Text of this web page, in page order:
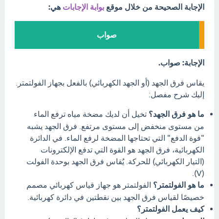
الإجابة الصحيحة من خلال موقع بوابة الإجابات هي:
صواب
الإجابة: صواب.
يقاس فرق الجهد (أو الجهد الكهربائي) بالفعل بجهاز الفولتمتر.
إليك شرح مفصل:
ما هو فرق الجهد؟ تخيل أن لديك مضخة مياه ترفع الماء
من مستوى منخفض إلى مستوى مرتفع. فرق الجهد يشبه
"قوة الدفع" التي تحتاجها المضخة لرفع الماء. في الدائرة
الكهربائية، فرق الجهد هو القوة التي تدفع الإلكترونات
(التيار الكهربائي) للحركة. يُقاس فرق الجهد بوحدة الفولت
(V).
ما هو الفولتمتر؟ الفولتمتر هو جهاز قياس كهربائي مصمم
خصيصًا لقياس فرق الجهد بين نقطتين في دائرة كهربائية.
كيف يعمل الفولتمتر؟